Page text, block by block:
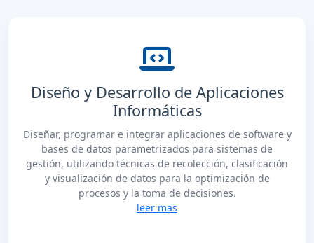
Diseño y Desarrollo de Aplicaciones
Informáticas
Diseñar, programar e integrar aplicaciones de software y
bases de datos parametrizados para sistemas de
gestión, utilizando técnicas de recolección, clasificación
y visualización de datos para la optimización de
procesos y la toma de decisiones.
leer mas